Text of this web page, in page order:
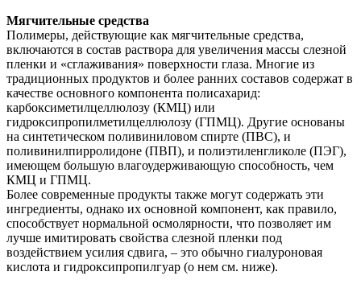
Мягчительные средства
Полимеры, действующие как мягчительные средства,
включаются в состав раствора для увеличения массы слезной
пленки и «сглаживания» поверхности глаза. Многие из
традиционных продуктов и более ранних составов содержат в
качестве основного компонента полисахарид:
карбоксиметилцеллюлозу (КМЦ) или
гидроксипропилметилцеллюлозу (ГПМЦ). Другие основаны
на синтетическом поливиниловом спирте (ПВС), и
поливинилпирролидоне (ПВП), и полиэтиленгликоле (ПЭГ),
имеющем большую влагоудерживающую способность, чем
КМЦ и ГПМЦ.
Более современные продукты также могут содержать эти
ингредиенты, однако их основной компонент, как правило,
способствует нормальной осмолярности, что позволяет им
лучше имитировать свойства слезной пленки под
воздействием усилия сдвига, – это обычно гиалуроновая
кислота и гидроксипропилгуар (о нем см. ниже).